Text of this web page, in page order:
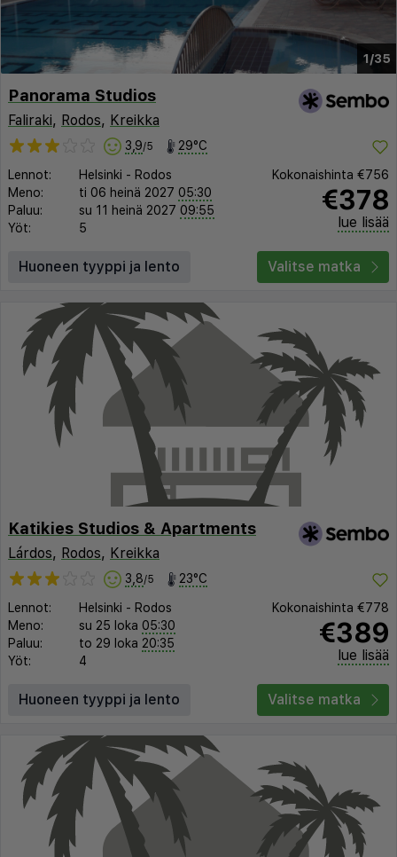
1/35
Panorama Studios
Faliraki, Rodos, Kreikka
3,9/5 29°C
Lennot: Helsinki - Rodos
Meno:
ti 06 heinä 2027 05:30
Paluu:
su 11 heinä 2027 09:55
Yöt:
5
Kokonaishinta €756
€378
lue lisää
Huoneen tyyppi ja lento Valitse matka
Katikies Studios & Apartments
Lárdos, Rodos, Kreikka
3,8/5 23°C
Lennot: Helsinki - Rodos
Meno:
su 25 loka 05:30
Paluu:
to 29 loka 20:35
Yöt:
4
Kokonaishinta €778
€389
lue lisää
Huoneen tyyppi ja lento Valitse matka